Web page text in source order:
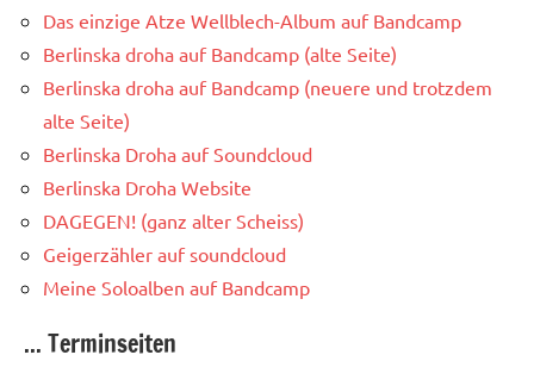
Das einzige Atze Wellblech-Album auf Bandcamp
Berlinska droha auf Bandcamp (alte Seite)
Berlinska droha auf Bandcamp (neuere und trotzdem
alte Seite)
Berlinska Droha auf Soundcloud
Berlinska Droha Website
DAGEGEN! (ganz alter Scheiss)
Geigerzähler auf soundcloud
Meine Soloalben auf Bandcamp
... Terminseiten